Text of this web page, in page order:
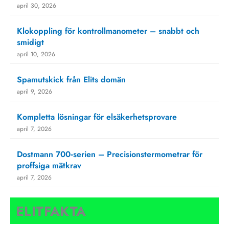
april 30, 2026
Klokoppling för kontrollmanometer – snabbt och
smidigt
april 10, 2026
Spamutskick från Elits domän
april 9, 2026
Kompletta lösningar för elsäkerhetsprovare
april 7, 2026
Dostmann 700‑serien – Precisionstermometrar för
proffsiga mätkrav
april 7, 2026
ELITFAKTA